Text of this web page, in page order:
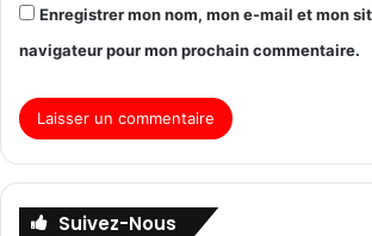
Enregistrer mon nom, mon e-mail et mon
navigateur pour mon prochain commentaire.
Suivez-Nous